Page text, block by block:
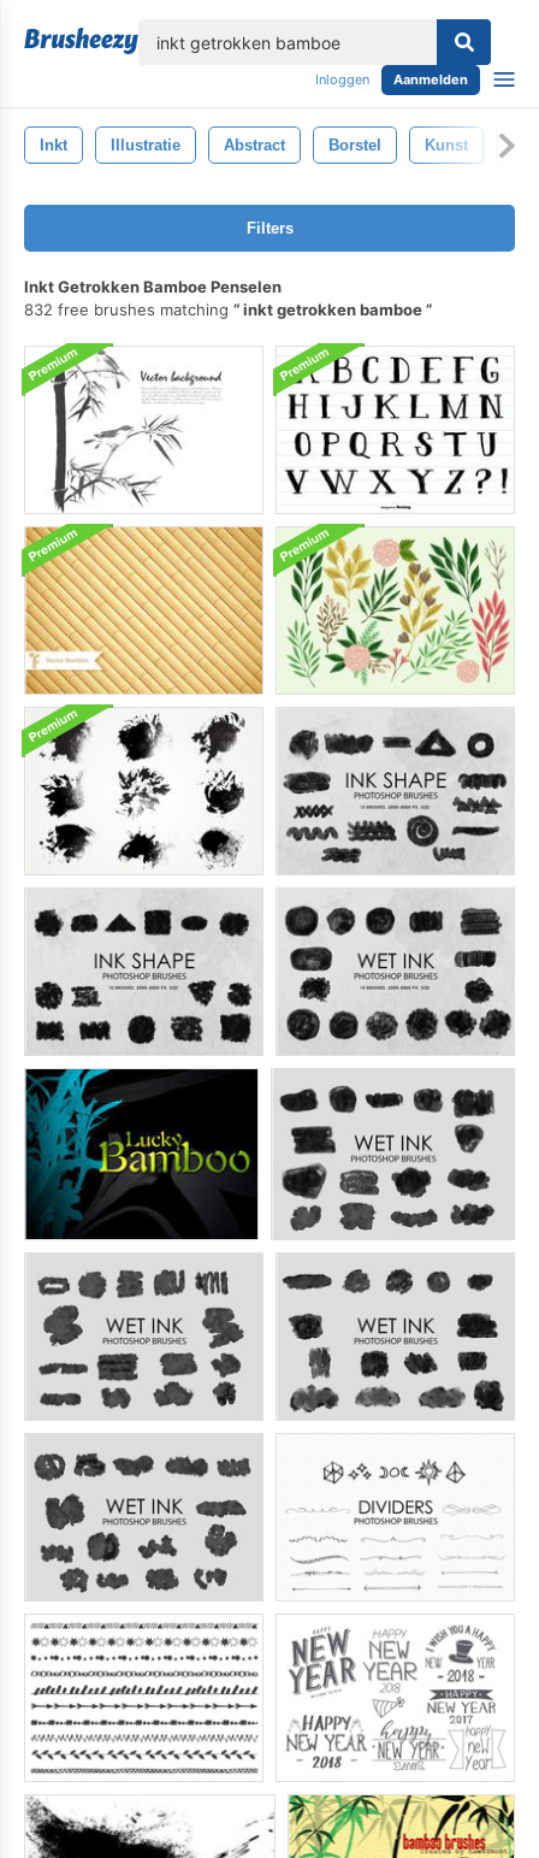
Inloggen Aanmelden
Inkt Illustratie Abstract Borstel Kunst
Filters
Inkt Getrokken Bamboe Penselen
832 free brushes matching
inkt getrokken bamboe